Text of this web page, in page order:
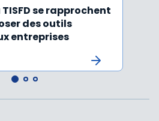
TISFD se rapprochent
des outils
entreprises